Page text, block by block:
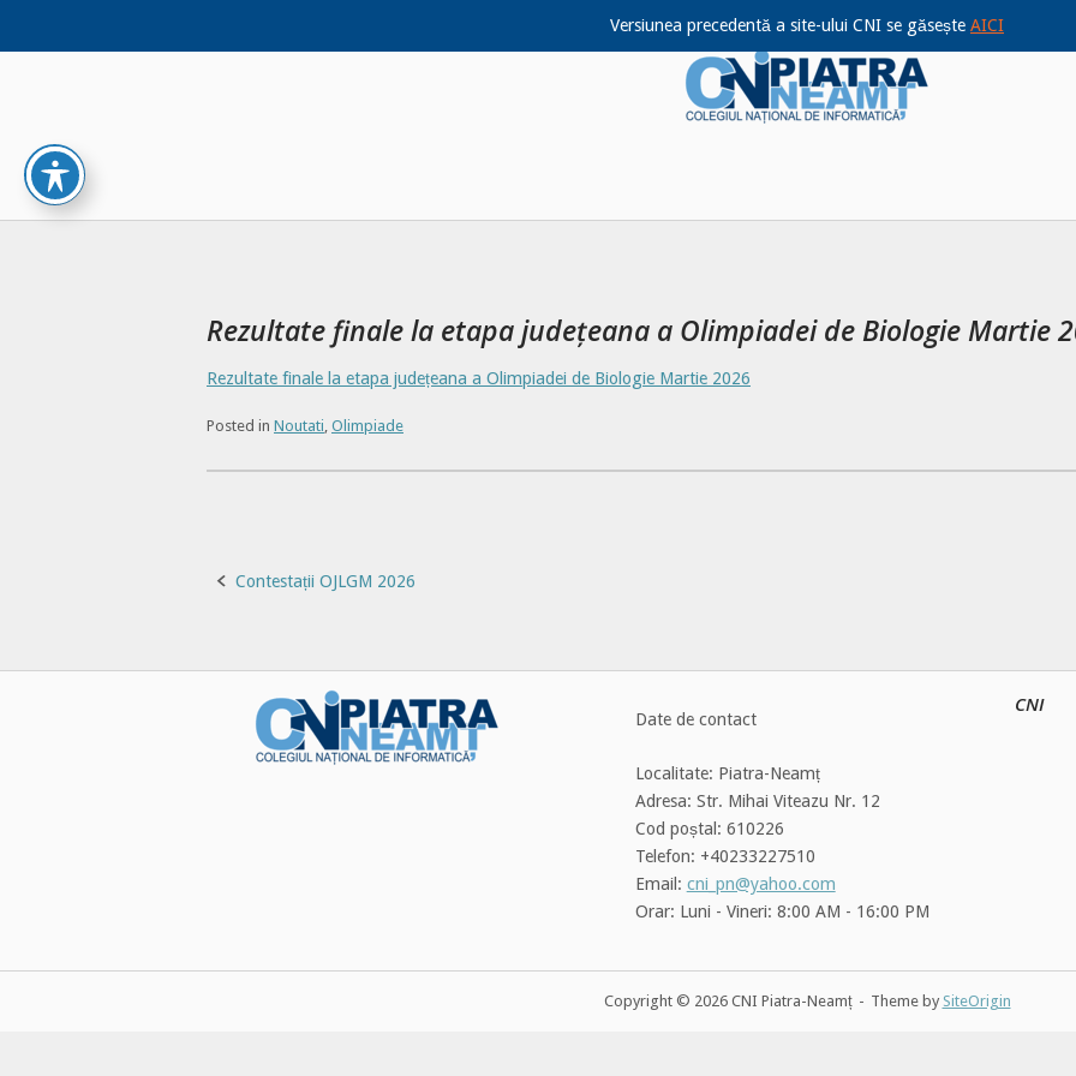
Versiunea precedentă a site-ului CNI se găsește AICI
Home
Rezultate finale la etapa județeana a Olimpiadei de Biologie Martie
Rezultate finale la etapa județeana a Olimpiadei de Biologie Martie 2026
Posted in Noutati, Olimpiade
Post
Contestații OJLGM 2026
Date de contact
Localitate: Piatra-Neamț
Adresa: Str. Mihai Viteazu Nr. 12
Cod poștal: 610226
Telefon: +40233227510
Email: cni_pn@yahoo.com
Orar: Luni - Vineri: 8:00 AM - 16:00 PM
CNI
Copyright © 2026 CNI Piatra-Neamț Theme by SiteOrigin